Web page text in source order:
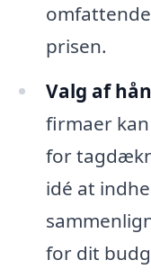
prisen.
Valg af
firmaer
for
idé at
for dit